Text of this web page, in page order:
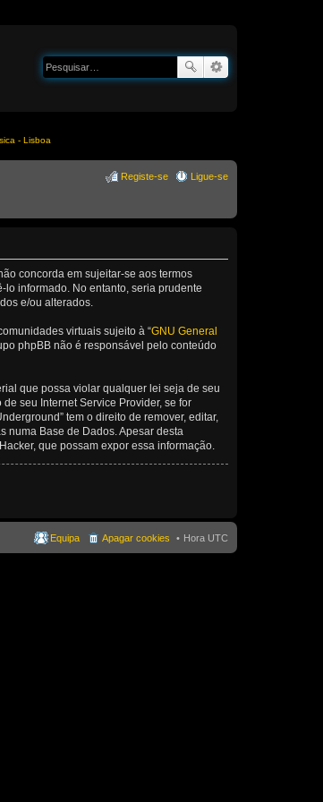
- Lisboa
Ligue-se
Registe-se
concorda em sujeitar-se aos termos
lo informado. No entanto, seria prudente
e/ou alterados.
virtuais sujeito à “GNU General
phpBB não é responsável pelo conteúdo
que possa violar qualquer lei seja de seu
seu Internet Service Provider, se for
tem o direito de remover, editar,
numa Base de Dados. Apesar desta
que possam expor essa informação.
Hora UTC
Apagar cookies
Equipa